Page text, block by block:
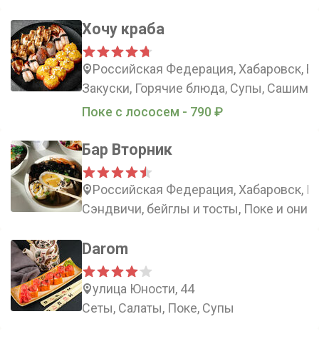
Хочу краба
Российская Федерация, Хабаровск,
Закуски, Горячие блюда, Супы, Сашими
Поке с лососем - 790 ₽
Бар Вторник
Российская Федерация, Хабаровск,
Сэндвичи, бейглы и тосты, Поке и
Darom
улица Юности, 44
Сеты, Салаты, Поке, Супы